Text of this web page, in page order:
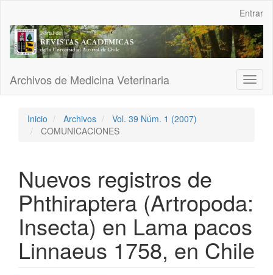
Contenido
principal
Barra
Entrar
Archivos de Medicina Veterinaria
Inicio Archivos
Vol. 39 Núm. 1 (2007)
COMUNICACIONES
Nuevos registros de
Phthiraptera (Artropoda:
Insecta) en Lama pacos
Linnaeus 1758, en Chile